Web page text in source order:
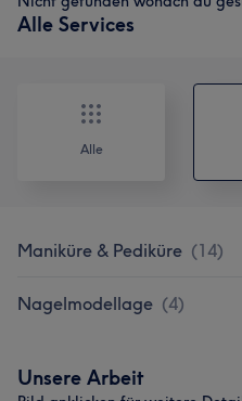
Alle Services
Alle
Maniküre & Pediküre (14)
Nagelmodellage (4)
Unsere Arbeit